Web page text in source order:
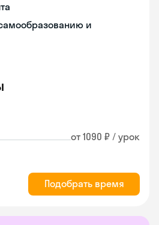
и
от 1090 ₽ / урок
Подобрать время